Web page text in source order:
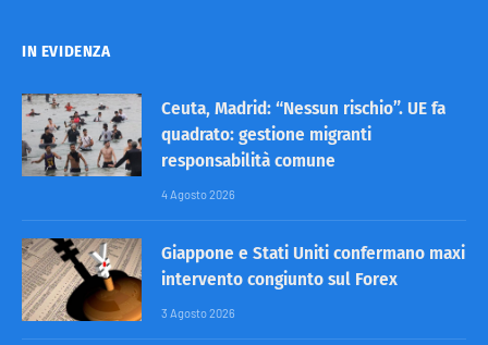
IN EVIDENZA
Ceuta, Madrid: “Nessun rischio”. UE fa
quadrato: gestione migranti
responsabilità comune
4 Agosto 2026
Giappone e Stati Uniti confermano maxi
intervento congiunto sul Forex
3 Agosto 2026